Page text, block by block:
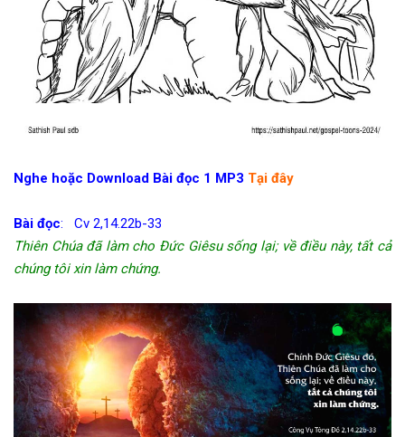
Nghe hoặc Download Bài đọc 1 MP3 Tại đây
Bài đọc: Cv 2,14.22b-33
Thiên Chúa đã làm cho Đức Giêsu sống lại; về điều này, tất cả
chúng tôi xin làm chứng.